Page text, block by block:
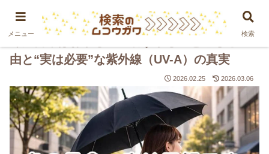
PR
冬に日傘はおかしい？恥ずかしいと感じる理
由と“実は必要”な紫外線（UV-A）の真実
2026.02.25 2026.03.06
メニュー 検索